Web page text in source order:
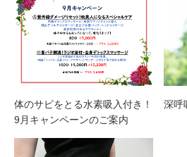
体のサビをとる水素吸入付き！
9月キャンペーンのご案内
深呼